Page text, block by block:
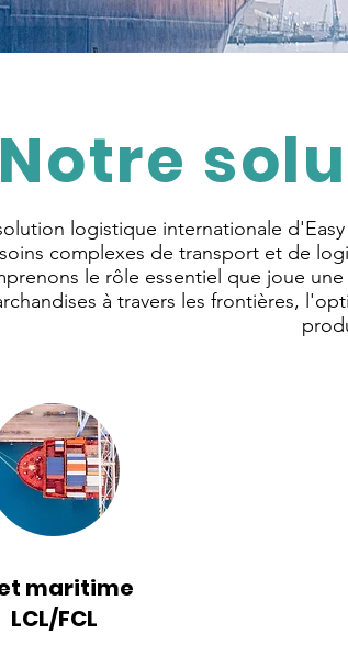
Notre
logistique internationale
complexes de transport et de
le rôle essentiel que joue
à travers les frontières,
maritime
LCL/FCL